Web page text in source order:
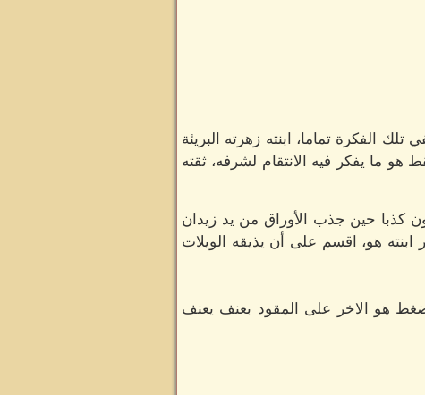
الفكرة تماما، ابنته زهرته البريئة
ما يفكر فيه الانتقام لشرفه، ثقته
كذبا حين جذب الأوراق من يد زيدان
هو، اقسم على أن يذيقه الويلات
ضغط هو الاخر على المقود بعنف يعنف